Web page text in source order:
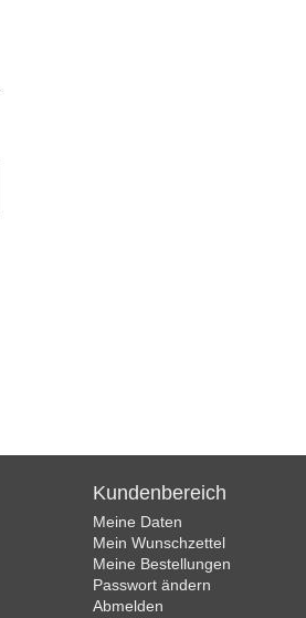
Kundenbereich
Meine Daten
Mein Wunschzettel
Meine Bestellungen
Passwort ändern
Abmelden